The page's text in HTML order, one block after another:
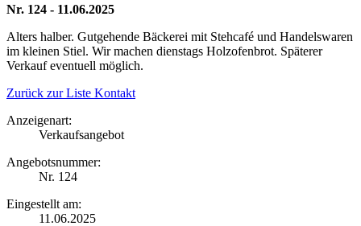
Nr. 124 - 11.06.2025
Alters halber. Gutgehende Bäckerei mit Stehcafé und Handelswaren
im kleinen Stiel. Wir machen dienstags Holzofenbrot. Späterer
Verkauf eventuell möglich.
Zurück zur Liste Kontakt
Anzeigenart:
Verkaufsangebot
Angebotsnummer:
Nr. 124
Eingestellt am:
11.06.2025